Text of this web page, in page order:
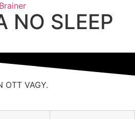
NO SLEEP
OTT VAGY.